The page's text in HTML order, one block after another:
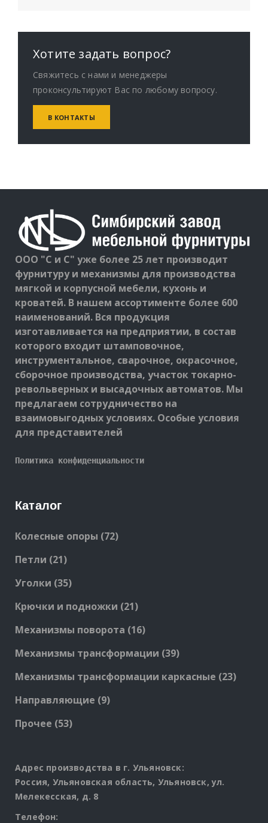
Хотите задать вопрос?
Свяжитесь с нами и менеджеры
проконсультируют Вас по любому вопросу.
В КОНТАКТЫ
ООО "С и С" уже более 25 лет производит
фурнитуру и механизмы для производства
мягкой и корпусной мебели, кухонь и
кроватей. В нашем ассортименте более 600
наименований. Вся продукция
изготавливается на предприятии, в состав
которого входит штамповочное,
инструментальное, сварочное, окрасочное,
сборочное производства, участок токарно-
револьверных и высадочных автоматов. Мы
предлагаем сотрудничество на
взаимовыгодных условиях. Особые условия
для представителей
Политика конфиденциальности
Каталог
Колесные опоры 7272
Петли 2121
Уголки 3535
Крючки и подножки 2121
Механизмы поворота 1616
Механизмы трансформации 3939
Механизмы трансформации каркасные 2323
Направляющие 99
Прочее 5353
Адрес производства в г. Ульяновск:
Россия, Ульяновская область, Ульяновск, ул.
Мелекесская, д. 8
Телефон: